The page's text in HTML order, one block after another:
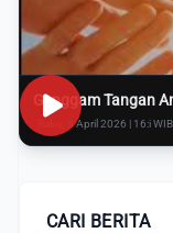
Genggam Tangan
Rabu, 8 April 2026 | 16:i WIB
CARI BERITA